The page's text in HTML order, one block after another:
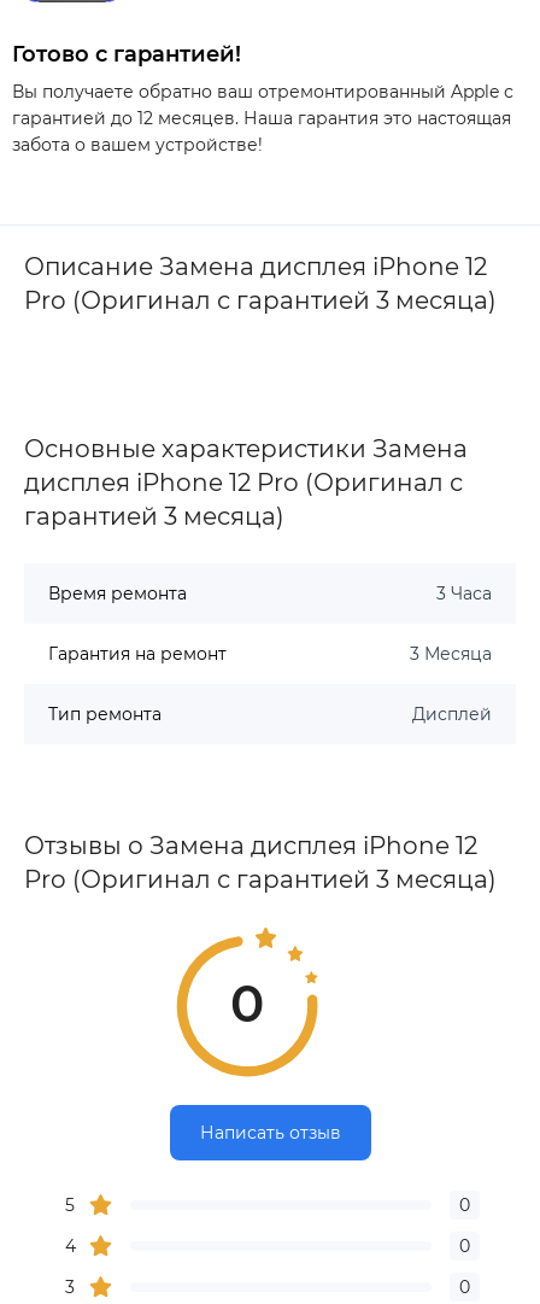
Готово с гарантией!
Вы получаете обратно ваш отремонтированный Apple с
гарантией до 12 месяцев. Наша гарантия это настоящая
забота о вашем устройстве!
Описание Замена дисплея iPhone 12
Pro (Оригинал с гарантией 3 месяца)
Основные характеристики Замена
дисплея iPhone 12 Pro (Оригинал с
гарантией 3 месяца)
Время ремонта 3 Часа
Гарантия на ремонт 3 Месяца
Тип ремонта Дисплей
Отзывы о Замена дисплея iPhone 12
Pro (Оригинал с гарантией 3 месяца)
0
Написать отзыв
5
0
4
0
3
0